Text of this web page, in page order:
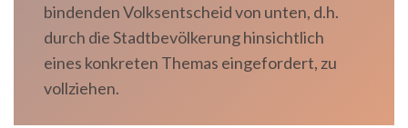
bindenden Volksentscheid von unten, d.h.
durch die Stadtbevölkerung hinsichtlich
eines konkreten Themas eingefordert, zu
vollziehen.